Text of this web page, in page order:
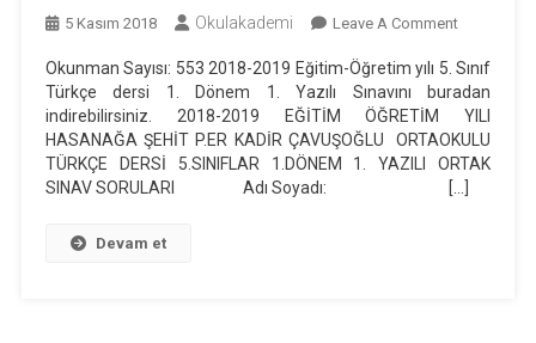
5 Kasım 2018 Okulakademi Leave A CommentOn
Sınıf
Türkçe
1.
Dönem
1.
Okunman Sayısı: 553 2018-2019 Eğitim-Öğretim yılı 5. Sınıf
Türkçe dersi 1. Dönem 1. Yazılı Sınavını buradan
indirebilirsiniz. 2018-2019 EĞİTİM ÖĞRETİM YILI
HASANAĞA ŞEHİT P.ER KADİR ÇAVUŞOĞLU ORTAOKULU
TÜRKÇE DERSİ 5.SINIFLAR 1.DÖNEM 1. YAZILI ORTAK
SINAV SORULARI Adı Soyadı: […]
Devam et